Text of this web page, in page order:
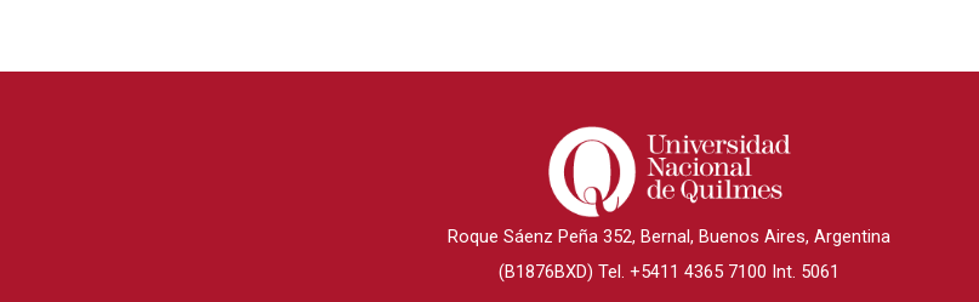
Roque Sáenz Peña 352, Bernal, Buenos Aires, Argentina
(B1876BXD) Tel. +5411 4365 7100 Int. 5061